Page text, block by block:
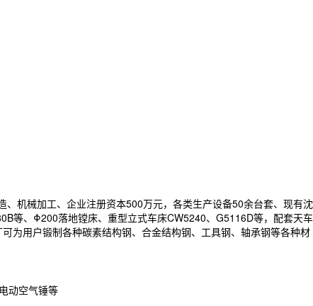
机械加工、企业注册资本500万元，各类生产设备50余台套、现有沈
等、Φ200落地镗床、重型立式车床CW5240、G5116D等，配套天车
为用户锻制各种碳素结构钢、合金结构钢、工具钢、轴承钢等各种材
动空气锤等